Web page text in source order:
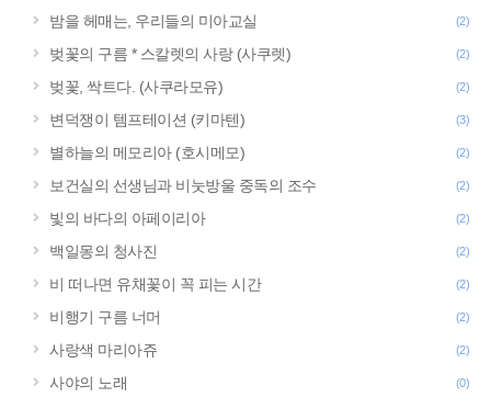
밤을 헤매는, 우리들의 미아교실 (2)
벚꽃의 구름 * 스칼렛의 사랑 (사쿠렛) (2)
벚꽃, 싹트다. (사쿠라모유) (2)
변덕쟁이 템프테이션 (키마텐) (3)
별하늘의 메모리아 (호시메모) (2)
보건실의 선생님과 비눗방울 중독의 조수 (2)
빛의 바다의 아페이리아 (2)
백일몽의 청사진 (2)
비 떠나면 유채꽃이 꼭 피는 시간 (2)
비행기 구름 너머 (2)
사랑색 마리아쥬 (2)
사야의 노래 (0)